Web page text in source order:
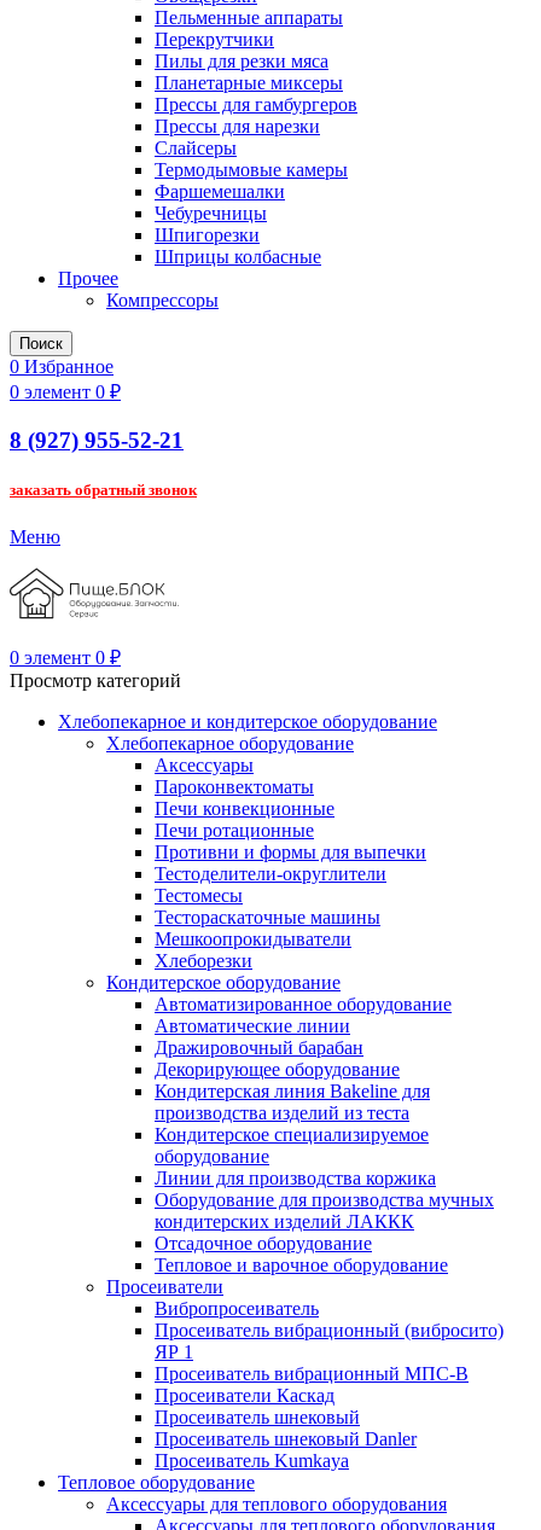
Пельменные аппараты
Перекрутчики
Пилы для резки мяса
Планетарные миксеры
Прессы для гамбургеров
Прессы для нарезки
Слайсеры
Термодымовые камеры
Фаршемешалки
Чебуречницы
Шпигорезки
Шприцы колбасные
Прочее
Компрессоры
Поиск
0 Избранное
0 элемент 0 ₽
8 (927) 955-52-21
заказать обратный звонок
Меню
0 элемент 0 ₽
Просмотр категорий
Хлебопекарное и кондитерское оборудование
Хлебопекарное оборудование
Аксессуары
Пароконвектоматы
Печи конвекционные
Печи ротационные
Противни и формы для выпечки
Тестоделители-округлители
Тестомесы
Тестораскаточные машины
Мешкоопрокидыватели
Хлеборезки
Кондитерское оборудование
Автоматизированное оборудование
Автоматические линии
Дражировочный барабан
Декорирующее оборудование
Кондитерская линия Bakeline для
производства изделий из теста
Кондитерское специализируемое
оборудование
Линии для производства коржика
Оборудование для производства мучных
кондитерских изделий ЛАККК
Отсадочное оборудование
Тепловое и варочное оборудование
Просеиватели
Вибропросеиватель
Просеиватель вибрационный (вибросито)
ЯР 1
Просеиватель вибрационный МПС-В
Просеиватели Каскад
Просеиватель шнековый
Просеиватель шнековый Danler
Просеиватель Kumkaya
Тепловое оборудование
Аксессуары для теплового оборудования
Аксессуары для теплового оборудования